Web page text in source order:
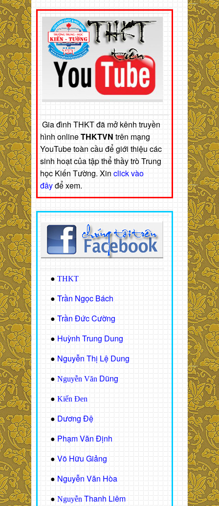
Gia đình THKT đã mở kênh truyền
hình onlineTHKTVN trên mạng
YouTube toàn cầu để giới thiệu các
sinh hoạt của tập thể thầy trò Trung
học Kiến Tường. Xin click vào
đâyđể xem.
● THKT
● Trần Ngọc Bách
● Trần Đức Cường
● Huỳnh Trung Dung
● Nguyễn Thị Lệ Dung
● Nguyễn Văn Dũng
● Kiến Đen
● Dương Đệ
● Phạm Văn Định
● Võ Hữu Giảng
● Nguyễn Văn Hòa
● Nguyễn Thanh Liêm